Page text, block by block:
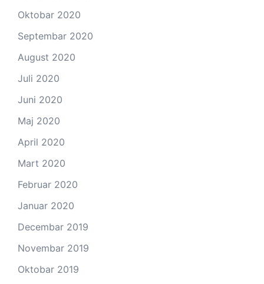
Oktobar 2020
Septembar 2020
August 2020
Juli 2020
Juni 2020
Maj 2020
April 2020
Mart 2020
Februar 2020
Januar 2020
Decembar 2019
Novembar 2019
Oktobar 2019